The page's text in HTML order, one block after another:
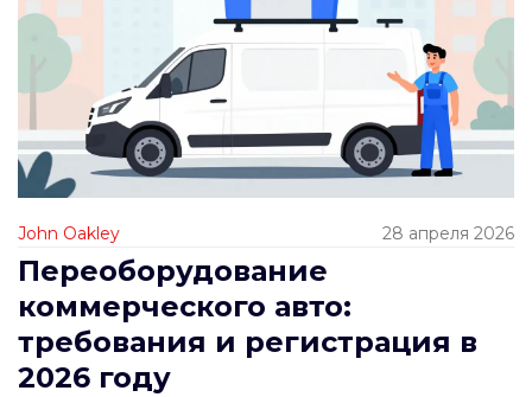
John Oakley 28 апреля 2026
Переоборудование
коммерческого авто:
требования и регистрация в
2026 году